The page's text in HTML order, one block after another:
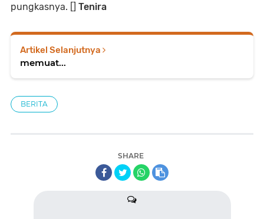
pungkasnya. [] Tenira
Artikel Selanjutnya
memuat...
BERITA
SHARE